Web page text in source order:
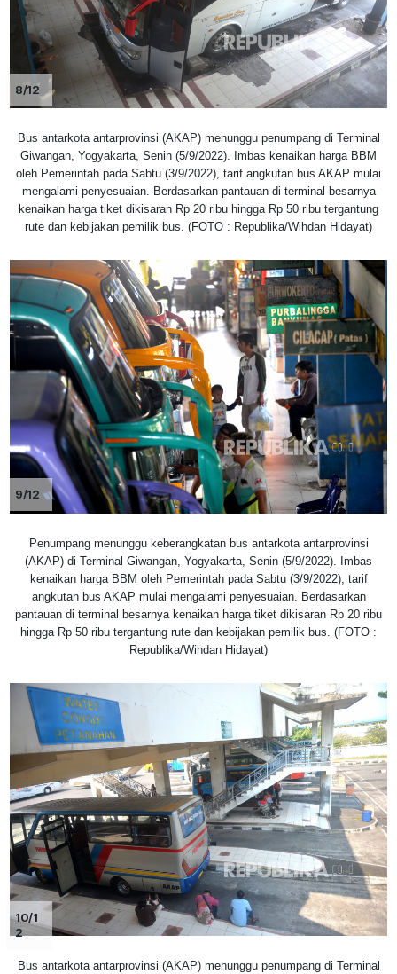
8/12
Bus antarkota antarprovinsi (AKAP) menunggu penumpang di Terminal
Giwangan, Yogyakarta, Senin (5/9/2022). Imbas kenaikan harga BBM
oleh Pemerintah pada Sabtu (3/9/2022), tarif angkutan bus AKAP mulai
mengalami penyesuaian. Berdasarkan pantauan di terminal besarnya
kenaikan harga tiket dikisaran Rp 20 ribu hingga Rp 50 ribu tergantung
rute dan kebijakan pemilik bus. (FOTO : Republika/Wihdan Hidayat)
9/12
Penumpang menunggu keberangkatan bus antarkota antarprovinsi
(AKAP) di Terminal Giwangan, Yogyakarta, Senin (5/9/2022). Imbas
kenaikan harga BBM oleh Pemerintah pada Sabtu (3/9/2022), tarif
angkutan bus AKAP mulai mengalami penyesuaian. Berdasarkan
pantauan di terminal besarnya kenaikan harga tiket dikisaran Rp 20 ribu
hingga Rp 50 ribu tergantung rute dan kebijakan pemilik bus. (FOTO :
Republika/Wihdan Hidayat)
10/1
2
Bus antarkota antarprovinsi (AKAP) menunggu penumpang di Terminal